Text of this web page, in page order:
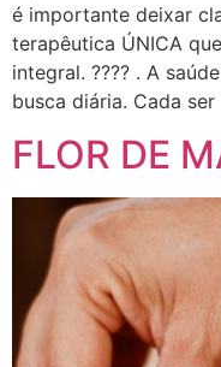
é importante deixar
terapêutica ÚNICA
integral. ???? . A
busca diária. Cada
FLOR DE